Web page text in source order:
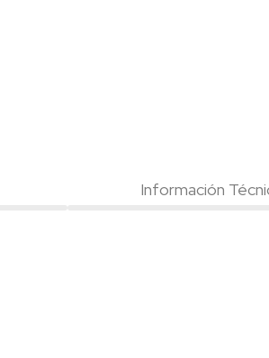
Información